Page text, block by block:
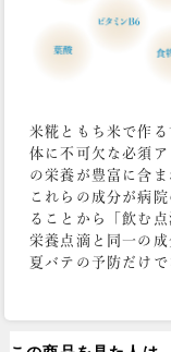
米糀ともち米で作
体に不可欠な必須
の栄養が豊富に含ま
これらの成分が病
ることから「飲む
栄養点滴と同一の
夏バテの予防だけ